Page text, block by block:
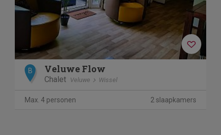
B Veluwe Flow
Chalet Veluwe Wissel
Max. 4 personen 2 slaapkamers